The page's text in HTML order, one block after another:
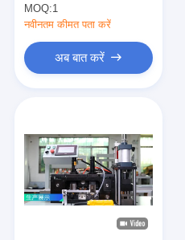
MOQ:1
नवीनतम कीमत पता करें
अब बात करें